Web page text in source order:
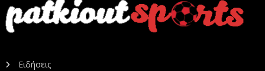
Ειδήσεις